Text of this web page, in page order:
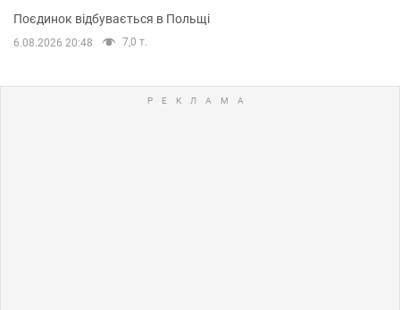
Поєдинок відбувається в Польщі
6.08.2026 20:48 7,0 т.